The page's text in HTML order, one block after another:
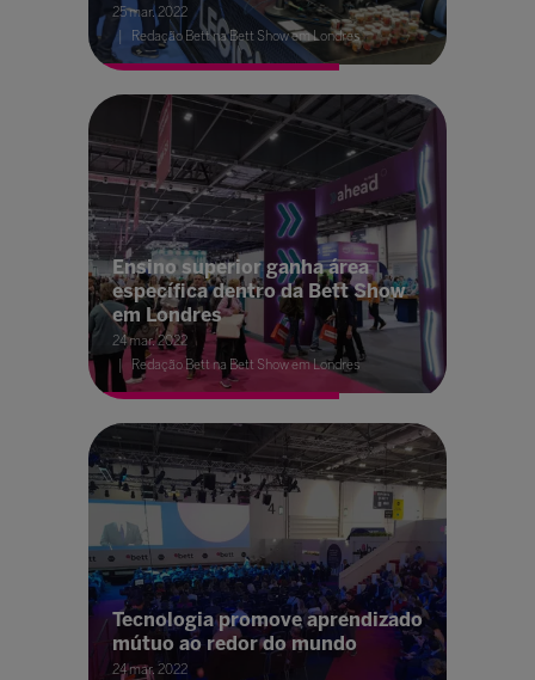
25 mar. 2022
Redação Bett na Bett Show em Londres
Ensino superior ganha área
específica dentro da Bett Show
em Londres
24 mar. 2022
Redação Bett na Bett Show em Londres
Tecnologia promove aprendizado
mútuo ao redor do mundo
24 mar. 2022